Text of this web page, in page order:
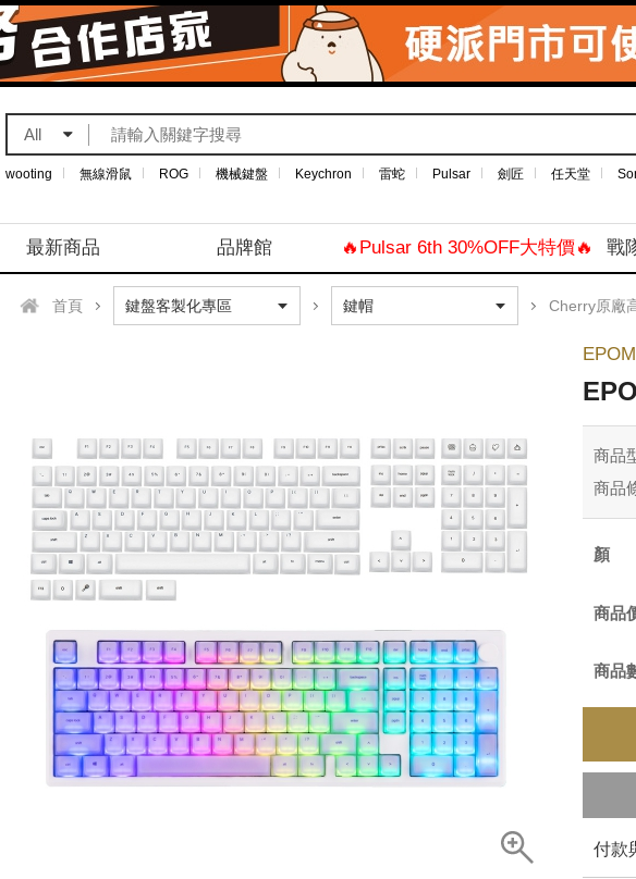
All
wooting 無線滑鼠 ROG 機械鍵盤 Keychron 雷蛇 Pulsar 劍匠 任天堂
最新商品 品牌館 🔥Pulsar 6th 30%OFF大特價🔥 戰
首頁 Cherry原廠
商品
商品
商品
商品
付款